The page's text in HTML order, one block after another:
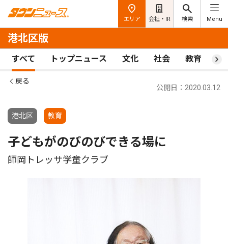
エリア 会社・IR 検索 Menu
港北区版
すべて トップニュース 文化 社会 教育 ス
戻る
港北区 教育
公開日：2020.03.12
子どもがのびのびできる場に
師岡トレッサ学童クラブ